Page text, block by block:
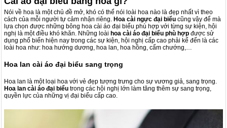
Nói về hoa là một chủ đề mở, khó có thể nói loài hoa nào là đẹp nhất vì theo
cách của mỗi người tự cảm nhận riêng. Hoa cài ngực đại biểu cũng vậy để mà
lựa chọn được những bông hoa cài áo đại biểu phù hợp với từng sự kiện, hội
nghị là một điều khó khăn. Những loài hoa cài áo đại biểu phù hợp được sử
dụng phổ biến hiện nay trong các sự kiện, hội nghị cấp cao phải kể đến là các
loài hoa như: hoa hướng dương, hoa lan, hoa hồng, cẩm chướng,…
Hoa lan cài áo đại biểu sang trọng
Hoa lan là một loại hoa với vẻ đẹp tượng trưng cho sự vương giả, sang trọng.
Hoa lan cài áo đại biểu trong các hội nghị lớn làm tăng thêm sự sang trọng,
quyền lực của những vị đại biểu cấp cao.